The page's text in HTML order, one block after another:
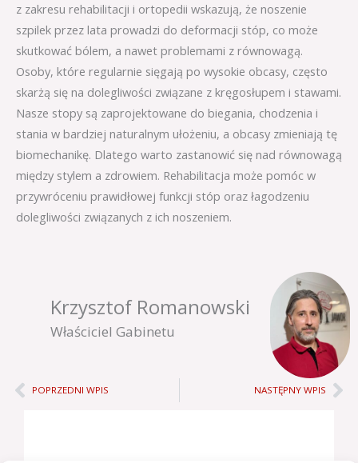
z zakresu rehabilitacji i ortopedii wskazują, że noszenie
szpilek przez lata prowadzi do deformacji stóp, co może
skutkować bólem, a nawet problemami z równowagą.
Osoby, które regularnie sięgają po wysokie obcasy, często
skarżą się na dolegliwości związane z kręgosłupem i stawami.
Nasze stopy są zaprojektowane do biegania, chodzenia i
stania w bardziej naturalnym ułożeniu, a obcasy zmieniają tę
biomechanikę. Dlatego warto zastanowić się nad równowagą
między stylem a zdrowiem. Rehabilitacja może pomóc w
przywróceniu prawidłowej funkcji stóp oraz łagodzeniu
dolegliwości związanych z ich noszeniem.
Krzysztof Romanowski
Właściciel Gabinetu
Prev
POPRZEDNI WPIS NASTĘPNY WPIS